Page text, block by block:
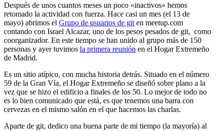
Después de unos cuantos meses un poco «inactivos» hemos
retomado la actividad con fuerza. Hace casi un mes (el 13 de
mayo) abrimos el Grupo de usuarios de git en meetup.com
contando con Israel Alcazar, uno de los pesos pesados de git, como
coorganizador. En este tiempo se han unido al grupo más de 150
personas y ayer tuvimos la primera reunión en el Hogar Extremeño
de Madrid.
Es un sitio atípico, con mucha historia detrás. Situado en el número
59 de la Gran Vía, el Hogar Extremeño se diseñó sobre plano a la
vez que se hizo el edificio a finales de los 50. Lo mejor de todo no
es lo bien comunicado que está, es que tenemos una barra con
cervezas en el mismo salón en el que hacemos las charlas.
Aparte de git, dedico una buena parte de mi tiempo (la mayoría) al